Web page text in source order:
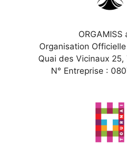
ORGAMISS
Organisation
Quai des Vicinaux
N° Entreprise :